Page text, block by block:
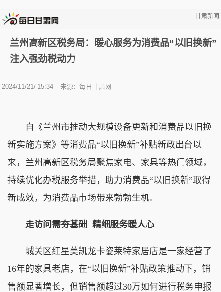
甘肃新闻
兰州高新区税务局：暖心服务为消费品“以旧换新”
注入强劲税动力
2024/11/21/ 15:34 来源： 每日甘肃网
自《兰州市推动大规模设备更新和消费品以旧换
新实施方案》等消费品“以旧换新”补贴新政出台以
来，兰州高新区税务局聚焦家电、家具等热门领域，
持续优化办税服务举措，助力消费品“以旧换新”取得
新成效，为消费品市场带来勃勃生机。
走访问需夯基础 精细服务暖人心
城关区红星美凯龙卡姿莱特家居店是一家经营了
16年的家具老店，在“以旧换新”补贴政策推动下，销
售额显著增长，但销售额超过30万如何进行税务申报